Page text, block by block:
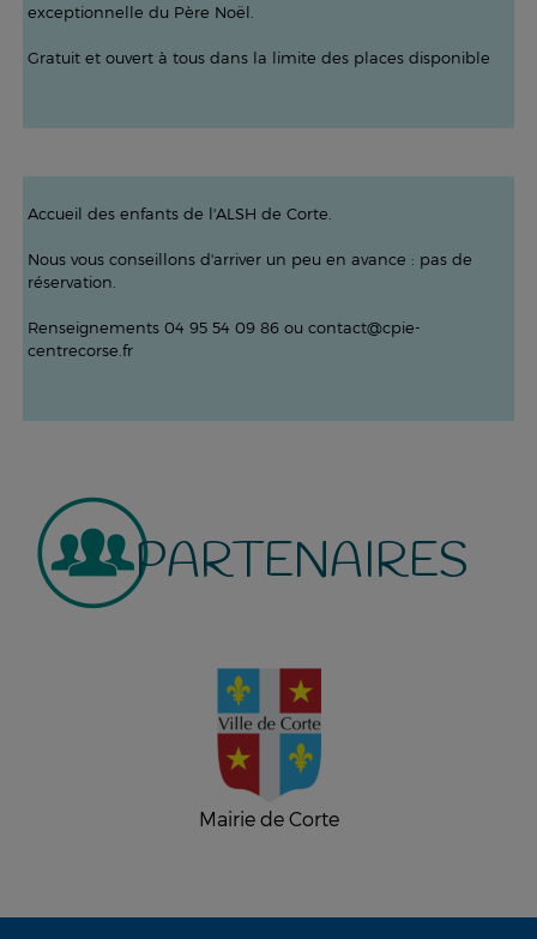
exceptionnelle du Père Noël.
Gratuit et ouvert à tous dans la limite des places disponible
Accueil des enfants de l'ALSH de Corte.
Nous vous conseillons d'arriver un peu en avance : pas de
réservation.
Renseignements 04 95 54 09 86 ou contact@cpie-
centrecorse.fr
PARTENAIRES
Mairie de Corte